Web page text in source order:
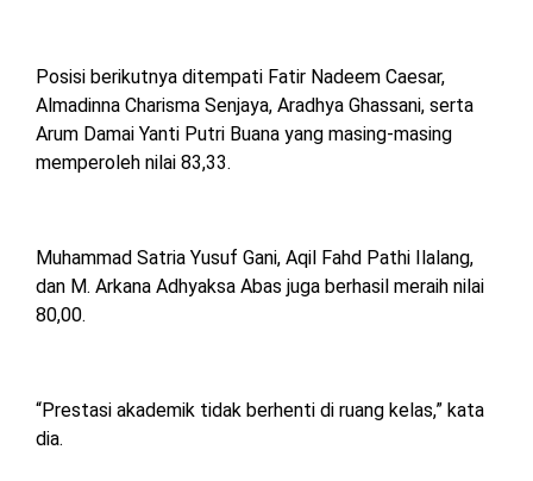
Posisi berikutnya ditempati Fatir Nadeem Caesar,
Almadinna Charisma Senjaya, Aradhya Ghassani, serta
Arum Damai Yanti Putri Buana yang masing-masing
memperoleh nilai 83,33.
Muhammad Satria Yusuf Gani, Aqil Fahd Pathi Ilalang,
dan M. Arkana Adhyaksa Abas juga berhasil meraih nilai
80,00.
“Prestasi akademik tidak berhenti di ruang kelas,” kata
dia.